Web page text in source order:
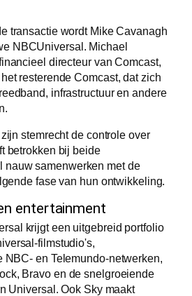
transactie wordt Mike Cavanagh
NBCUniversal. Michael
directeur van Comcast,
resterende Comcast, dat zich
infrastructuur en andere
stemrecht de controle over
betrokken bij beide
nauw samenwerken met de
fase van hun ontwikkeling.
entertainment
krijgt een uitgebreid portfolio
filmstudio's,
NBC- en Telemundo-netwerken,
Bravo en de snelgroeiende
Universal. Ook Sky maakt